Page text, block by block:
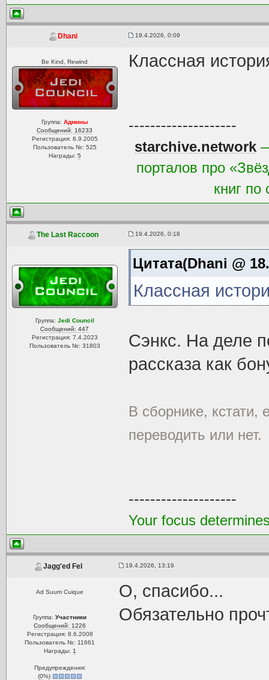
Dhani 19.4.2026, 0:09
Be Kind, Rewind
Группа: Админы
Сообщений: 16233
Регистрация: 8.9.2005
Пользователь №: 525
Награды: 5
Классная
--------------------
starchive.network
порталов про
книг по
The Last Raccoon 19.4.2026, 0:18
Группа: Jedi Council
Сообщений: 447
Регистрация: 7.4.2023
Пользователь №: 31803
Цитата(Dhani @
Классная
Сэнкс. На деле
рассказа как
В сборнике,
переводить или нет.
--------------------
Your focus
Jagg'ed Fel 19.4.2026, 13:19
Ad Suum Cuique
Группа:Участники
Сообщений: 1226
Регистрация: 8.6.2008
Пользователь №: 11661
Награды: 1
Предупреждения:
(0%)
О, спасибо...
Обязательно